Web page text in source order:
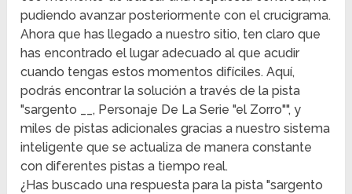
pudiendo avanzar posteriormente con el crucigrama.
Ahora que has llegado a nuestro sitio, ten claro que
has encontrado el lugar adecuado al que acudir
cuando tengas estos momentos difíciles. Aquí,
podrás encontrar la solución a través de la pista
"sargento __, Personaje De La Serie "el Zorro"", y
miles de pistas adicionales gracias a nuestro sistema
inteligente que se actualiza de manera constante
con diferentes pistas a tiempo real.
¿Has buscado una respuesta para la pista "sargento